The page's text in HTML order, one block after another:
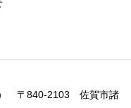
） 〒840-2103 佐賀市諸